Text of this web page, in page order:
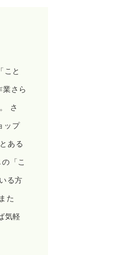
こと
さら
さ
ップ
ある
「こ
る方
た
気軽